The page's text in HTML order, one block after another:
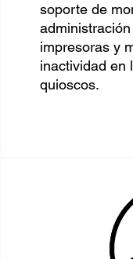
soporte de
impresoras y
inactividad en
quioscos.